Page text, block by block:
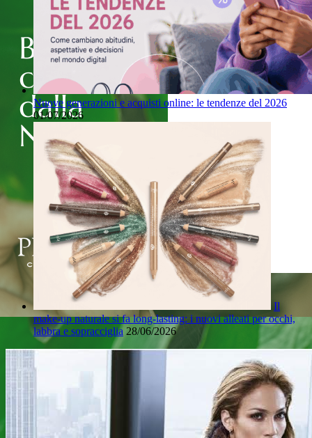
Nuove generazioni e acquisti online: le tendenze del 2026
01/07/2026
Il
make-up naturale si fa long-lasting: i nuovi alleati per occhi,
labbra e sopracciglia 28/06/2026